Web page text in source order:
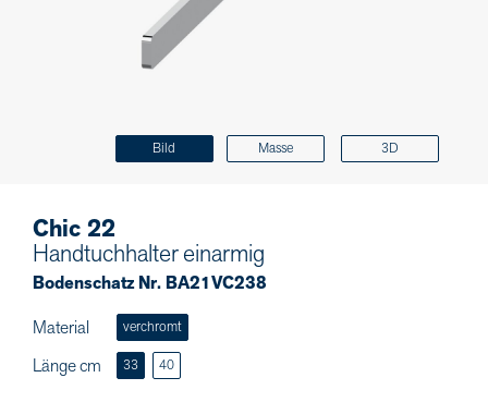
Bild Masse 3D
Chic 22
Handtuchhalter einarmig
Bodenschatz Nr. BA21VC238
Material
verchromt
Länge cm 33 40